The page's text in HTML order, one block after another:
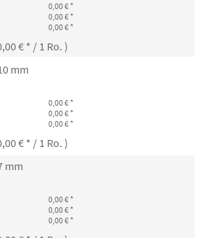
0,00 € *
0,00 € *
0,00 € *
€ * / 1 Ro. )
mm
0,00 € *
0,00 € *
0,00 € *
€ * / 1 Ro. )
mm
0,00 € *
0,00 € *
0,00 € *